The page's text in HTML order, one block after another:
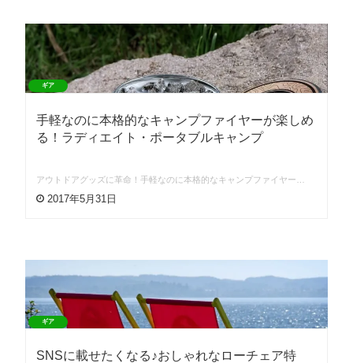
ギア
手軽なのに本格的なキャンプファイヤーが楽しめ
る！ラディエイト・ポータブルキャンプ
アウトドアグッズに革命！手軽なのに本格的なキャンプファイヤー…
2017年5月31日
ギア
SNSに載せたくなる♪おしゃれなローチェア特